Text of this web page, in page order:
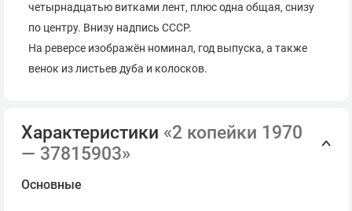
четырнадцатью витками лент, плюс одна общая, снизу
по центру. Внизу надпись СССР.
На реверсе изображён номинал, год выпуска, а также
венок из листьев дуба и колосков.
Характеристики «2 копейки 1970
— 37815903»
Основные